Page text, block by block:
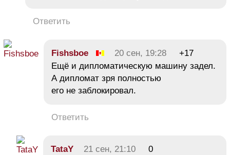
Ответить
Fishsboe 20 сен, 19:28
+17
Ещё и дипломатическую машину задел.
А дипломат зря полностью
его не заблокировал.
Ответить
TataY 21 сен, 21:10 0